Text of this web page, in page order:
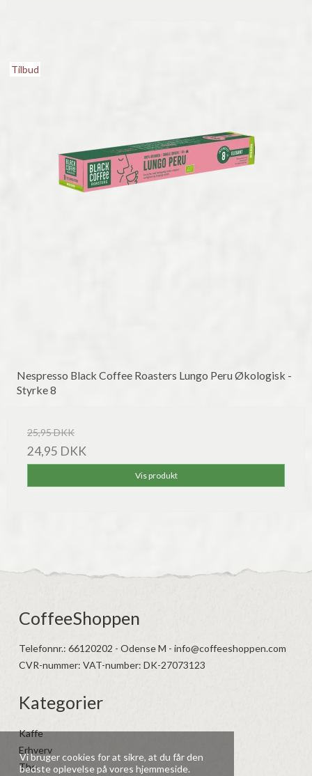
Vi bruger cookies for at sikre, at du får den
bedste oplevelse på vores hjemmeside.
Tilbud
Nespresso Black Coffee Roasters Lungo Peru Økologisk -
Styrke 8
25,95 DKK
24,95 DKK
Vis produkt
CoffeeShoppen
Telefonnr.: 66120202 - Odense M - info@coffeeshoppen.com
CVR-nummer: VAT-number: DK-27073123
Kategorier
Kaffe
Erhverv
The